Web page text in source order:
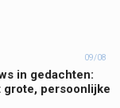
09/08
in gedachten:
grote, persoonlijke